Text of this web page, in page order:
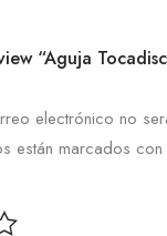
“Aguja
electrónico no
están marcados con